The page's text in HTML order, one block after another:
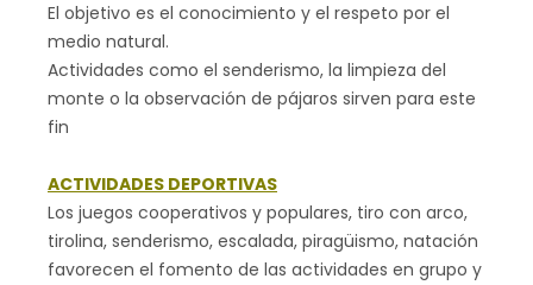
El objetivo es el conocimiento y el respeto por el
medio natural.
Actividades como el senderismo, la limpieza del
monte o la observación de pájaros sirven para este
fin
ACTIVIDADES DEPORTIVAS
Los juegos cooperativos y populares, tiro con arco,
tirolina, senderismo, escalada, piragüismo, natación
favorecen el fomento de las actividades en grupo y